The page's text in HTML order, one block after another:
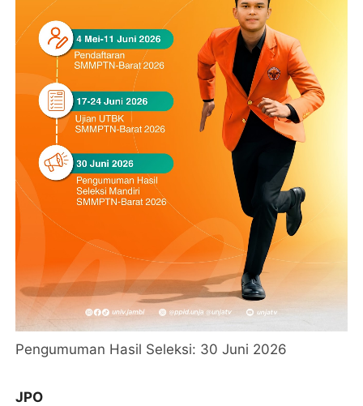
Pengumuman Hasil Seleksi: 30 Juni 2026
JPO